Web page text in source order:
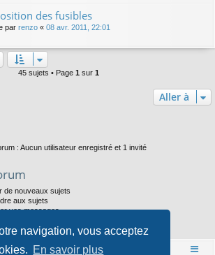
navigation, vous acceptez
En savoir plus
des fusibles
par renzo « 08 avr. 2011, 22:01
45 sujets • Page 1 sur 1
Aller à
: Aucun utilisateur enregistré et 1 invité
de nouveaux sujets
aux sujets
vos messages
des fichiers